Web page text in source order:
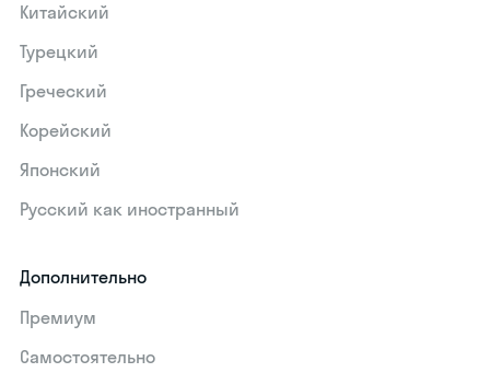
Китайский
Турецкий
Греческий
Корейский
Японский
Русский как иностранный
Дополнительно
Премиум
Самостоятельно